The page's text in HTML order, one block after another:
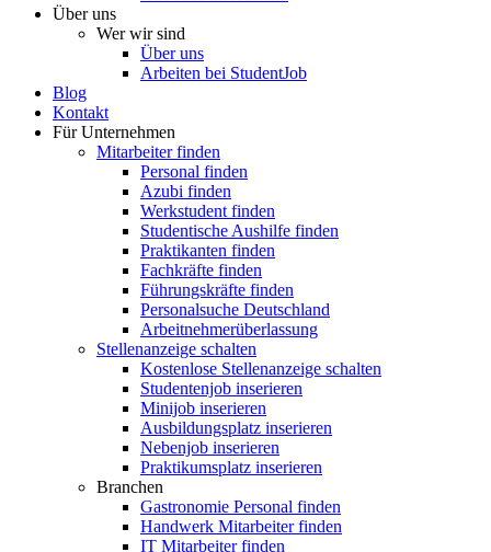
Über uns
Wer wir sind
Über uns
Arbeiten bei StudentJob
Blog
Kontakt
Für Unternehmen
Mitarbeiter finden
Personal finden
Azubi finden
Werkstudent finden
Studentische Aushilfe finden
Praktikanten finden
Fachkräfte finden
Führungskräfte finden
Personalsuche Deutschland
Arbeitnehmerüberlassung
Stellenanzeige schalten
Kostenlose Stellenanzeige schalten
Studentenjob inserieren
Minijob inserieren
Ausbildungsplatz inserieren
Nebenjob inserieren
Praktikumsplatz inserieren
Branchen
Gastronomie Personal finden
Handwerk Mitarbeiter finden
IT Mitarbeiter finden